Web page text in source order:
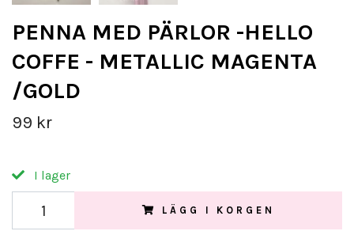
PENNA MED PÄRLOR -HELLO
COFFE - METALLIC MAGENTA
/GOLD
99 kr
I lager
LÄGG I KORGEN